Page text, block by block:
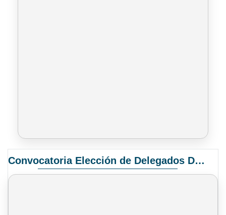
Convocatoria Elección de Delegados Docentes para el XIV Congreso Nacional de Universidades